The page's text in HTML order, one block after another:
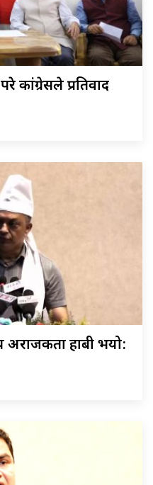
कांग्रेसले प्रतिवाद
अराजकता हाबी भयो: